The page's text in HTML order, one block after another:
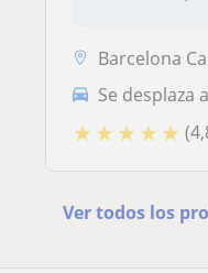
Barcelona
Se desplaza
★ ★ ★ ★ ★
Ver todos los